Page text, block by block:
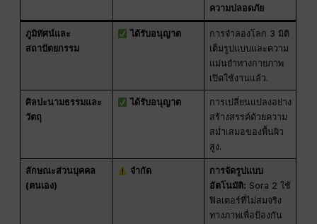
ความปลอดภัย
ภูมิทัศน์และ
สถาปัตยกรรม
ได้รับอนุญาต
การจำลองโลก 3 มิติ
เต็มรูปแบบและความ
แม่นยำทางกายภาพ
เปิดใช้งานแล้ว.
ศิลปะนามธรรมและ
วัตถุ
ได้รับอนุญาต
การเปลี่ยนแปลงอย่าง
สร้างสรรค์ด้วยความ
สม่ำเสมอของพื้นผิว
สูง.
ลักษณะส่วนบุคคล
(ตนเอง)
จำกัด
การจัดรูปแบบ
อัตโนมัติ: Sora 2 ใช้
ฟิลเตอร์ที่ไม่สมจริง
ทางภาพเพื่อป้องกัน